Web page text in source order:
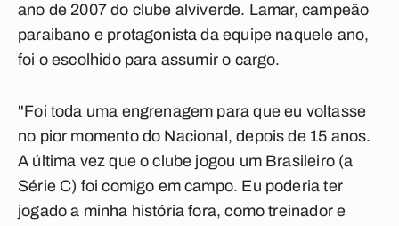
ano de 2007 do clube alviverde. Lamar, campeão
paraibano e protagonista da equipe naquele ano,
foi o escolhido para assumir o cargo.
"Foi toda uma engrenagem para que eu voltasse
no pior momento do Nacional, depois de 15 anos.
A última vez que o clube jogou um Brasileiro (a
Série C) foi comigo em campo. Eu poderia ter
jogado a minha história fora, como treinador e